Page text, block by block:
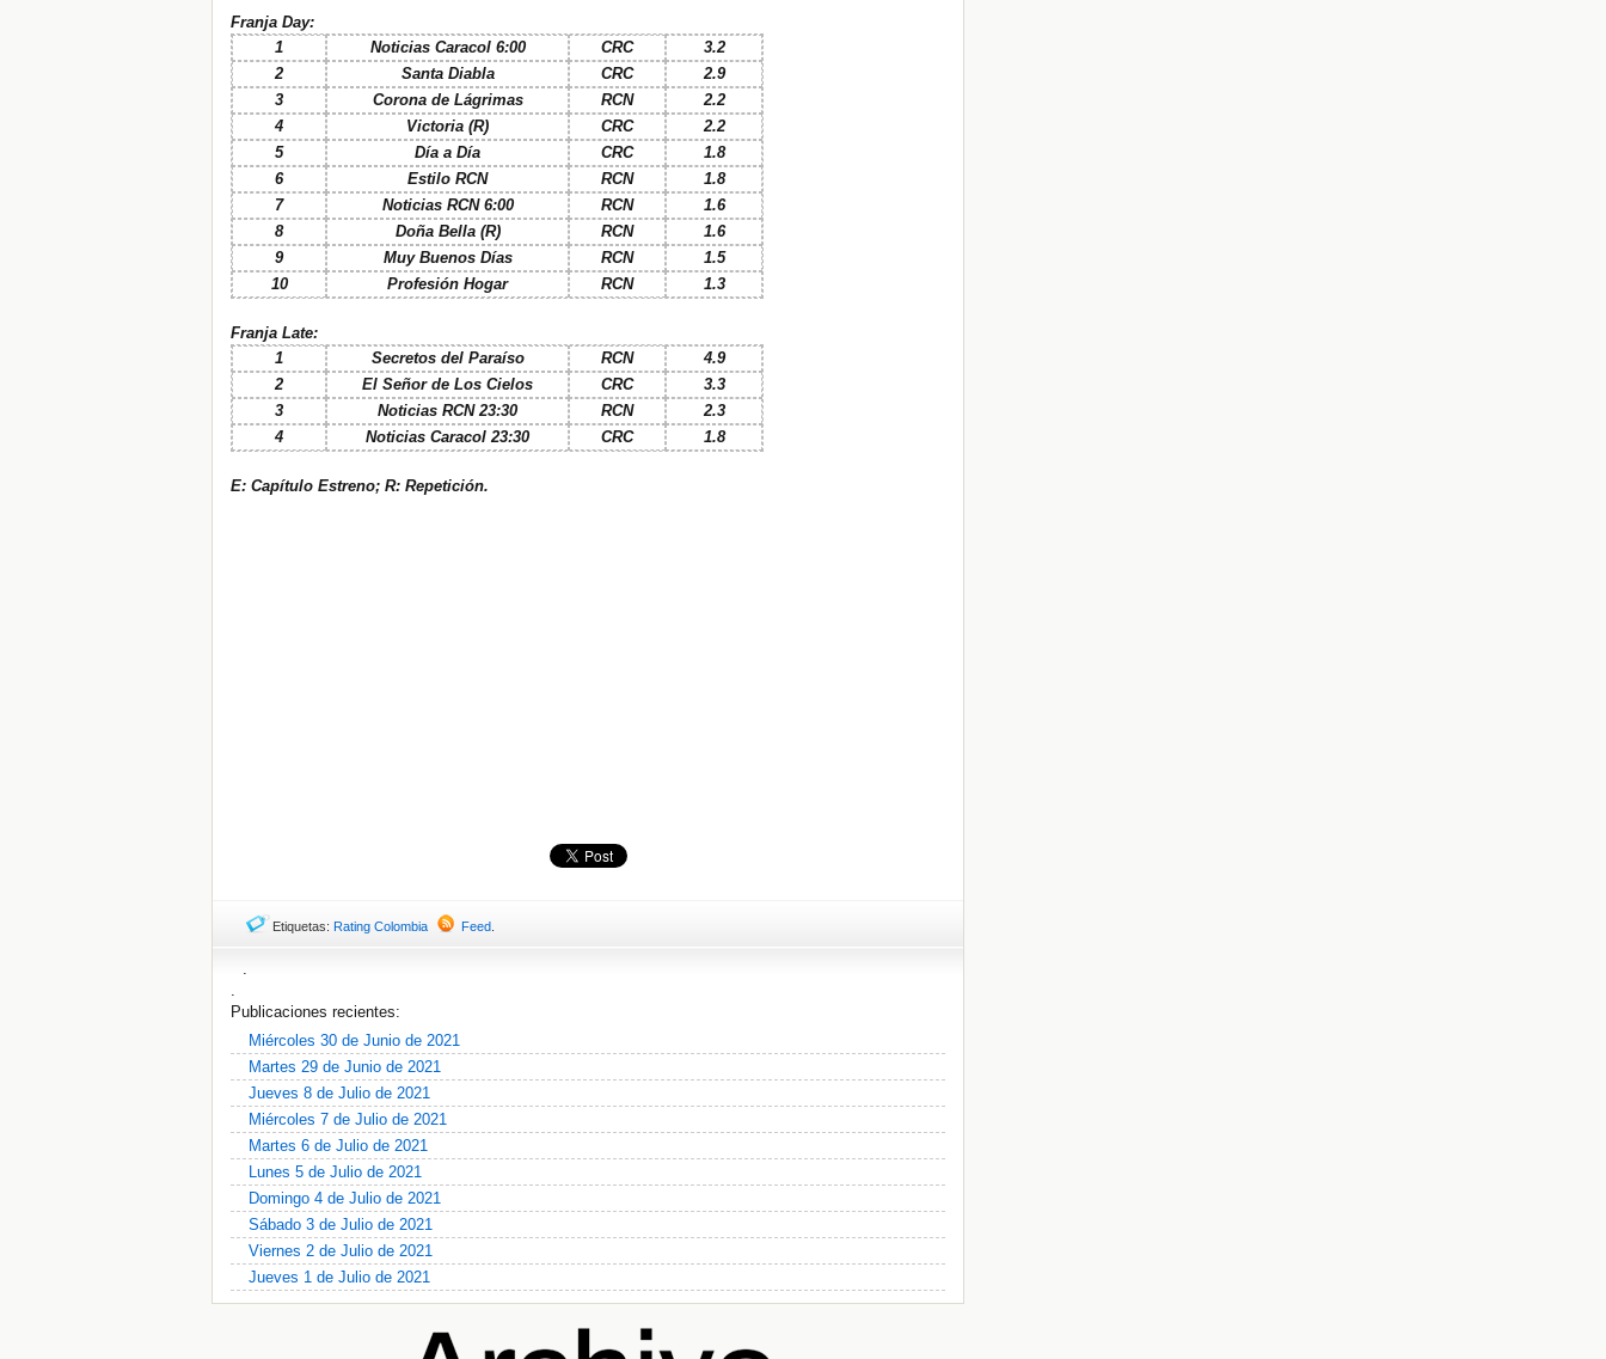
Franja Day:
1
Noticias Caracol 6:00 CRC
3.2
2
Santa Diabla CRC
2.9
3
Corona de Lágrimas RCN
2.2
4
Victoria (R) CRC
2.2
5
Día a Día CRC
1.8
6
Estilo RCN RCN
1.8
7
Noticias RCN 6:00 RCN
1.6
8
Doña Bella (R) RCN
1.6
9
Muy Buenos Días RCN
1.5
10
Profesión Hogar RCN 1.3
Franja Late:
1
Secretos del Paraíso RCN
4.9
2
El Señor de Los Cielos CRC
3.3
3
Noticias RCN 23:30 RCN
2.3
4
Noticias Caracol 23:30 CRC 1.8
E: Capítulo Estreno; R: Repetición.
Etiquetas: Rating Colombia Feed
.
.
Publicaciones recientes:
Miércoles 30 de Junio de 2021
Martes 29 de Junio de 2021
Jueves 8 de Julio de 2021
Miércoles 7 de Julio de 2021
Martes 6 de Julio de 2021
Lunes 5 de Julio de 2021
Domingo 4 de Julio de 2021
Sábado 3 de Julio de 2021
Viernes 2 de Julio de 2021
Jueves 1 de Julio de 2021